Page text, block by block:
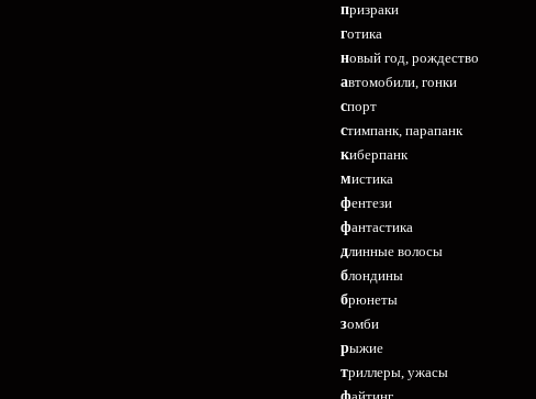
призраки
готика
новый год, рождество
автомобили, гонки
спорт
стимпанк, парапанк
киберпанк
мистика
фентези
фантастика
длинные волосы
блондины
брюнеты
зомби
рыжие
триллеры, ужасы